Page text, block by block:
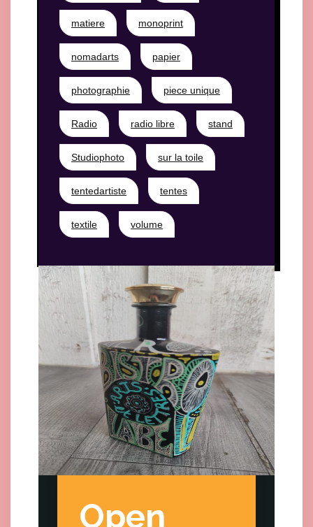
matiere monoprint
nomadarts papier
photographie piece unique
Radio radio libre stand
Studiophoto sur la toile
tentedartiste tentes
textile volume
Open